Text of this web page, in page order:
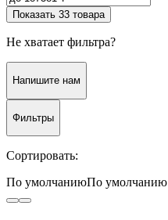
Показать 33 товара
Не хватает фильтра?
Напишите нам
Фильтры
Сортировать:
По умолчаниюПо умолчанию